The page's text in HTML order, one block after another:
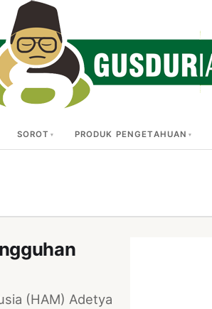
SOROT PRODUK PENGETAHUAN
(HAM) Adetya